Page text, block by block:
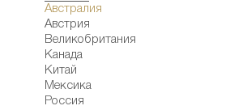
Австралия
Австрия
Великобритания
Канада
Китай
Мексика
Россия